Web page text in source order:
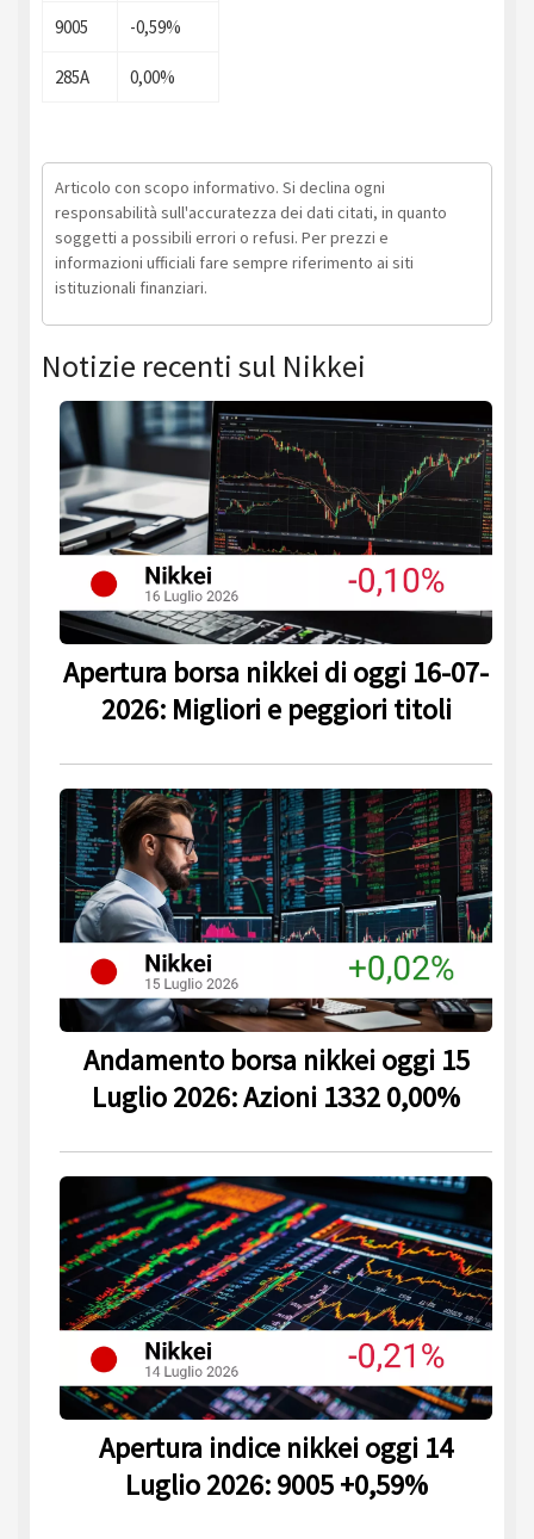
9005 -0,59%
285A 0,00%
Articolo con scopo informativo. Si declina ogni
responsabilità sull'accuratezza dei dati citati, in quanto
soggetti a possibili errori o refusi. Per prezzi e
informazioni ufficiali fare sempre riferimento ai siti
istituzionali finanziari.
Notizie recenti sul Nikkei
Apertura borsa nikkei di oggi 16-07-
2026: Migliori e peggiori titoli
Andamento borsa nikkei oggi 15
Luglio 2026: Azioni 1332 0,00%
Apertura indice nikkei oggi 14
Luglio 2026: 9005 +0,59%